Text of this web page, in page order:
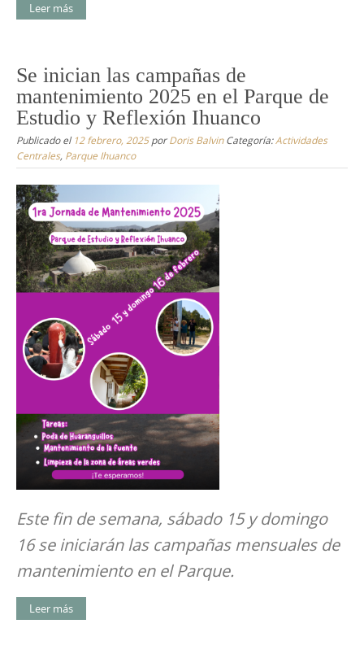
Leer más
Se inician las campañas de
mantenimiento 2025 en el Parque de
Estudio y Reflexión Ihuanco
Publicado el 12 febrero, 2025porDoris BalvinCategoría: Actividades
Centrales, Parque Ihuanco
Este fin de semana, sábado 15 y domingo
16 se iniciarán las campañas mensuales de
mantenimiento en el Parque.
Leer más